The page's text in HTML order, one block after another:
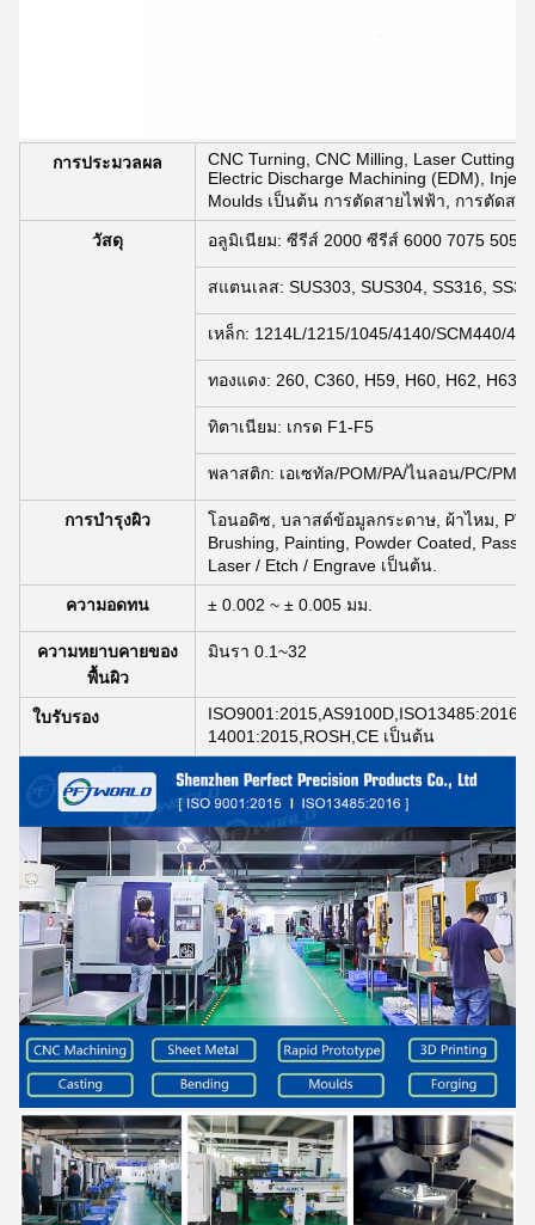
การประมวลผล
CNC Turning, CNC Milling, Laser Cutting,
Electric Discharge Machining (EDM),
Moulds เป็นต้น การตัดสายไฟฟ้า, การตัดสา
วัสดุ อลูมิเนียม: ซีรีส์ 2000 ซีรีส์ 6000 7075 5052
สแตนเลส: SUS303, SUS304, SS316,
เหล็ก: 1214L/1215/1045/4140/SCM440/
ทองแดง: 260, C360, H59, H60, H62, H63,
ทิตาเนียม: เกรด F1-F5
พลาสติก: เอเซทัล/POM/PA/ไนลอน/PC/
การบํารุงผิว
โอนอดิซ, บลาสต์ข้อมูลกระดาษ, ผ้าไหม,
Brushing, Painting, Powder Coated,
Laser / Etch / Engrave เป็นต้น.
ความอดทน ± 0.002 ~ ± 0.005 มม.
ความหยาบคายของ
พื้นผิว
มินรา 0.1~32
ใบรับรอง
14001:2015,ROSH,CE เป็นต้น